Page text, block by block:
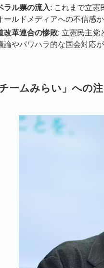
ラル票の流入: これまで立憲
ールドメディアへの不信感
改革連合の惨敗: 立憲民主党
論やパワハラ的な国会対応
ームみらい」への注